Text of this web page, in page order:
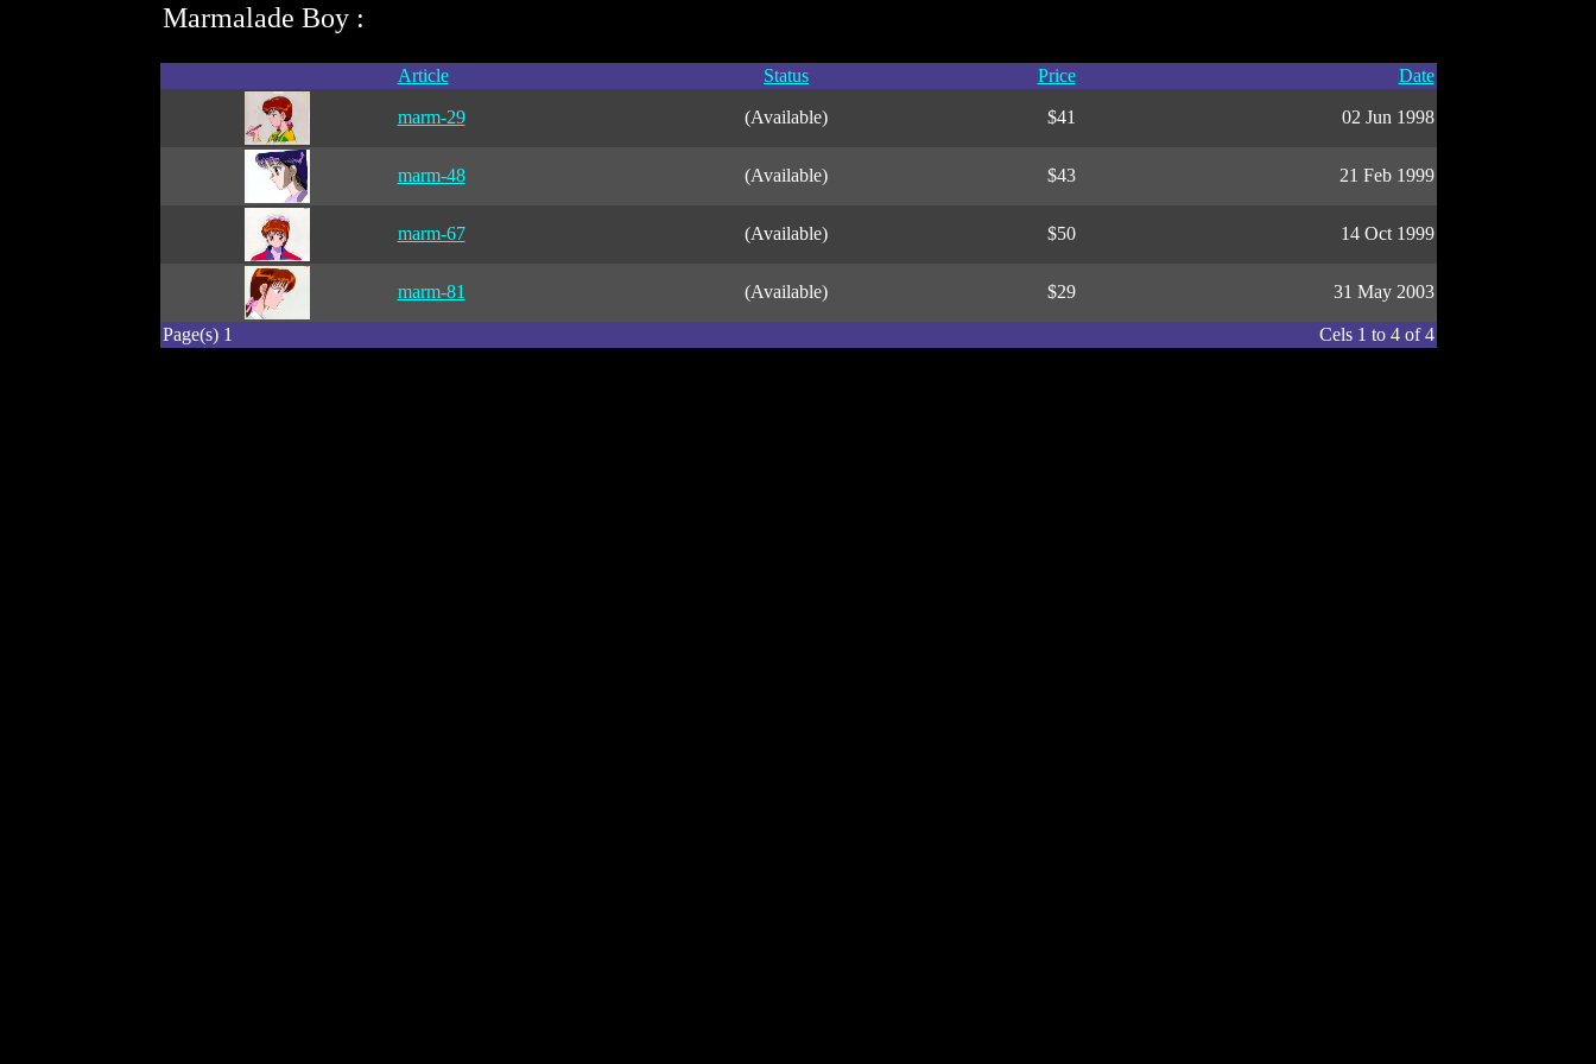
Marmalade Boy :
Article Status Price Date
marm-29 (Available) $41 02 Jun 1998
marm-48 (Available) $43 21 Feb 1999
marm-67 (Available) $50 14 Oct 1999
marm-81 (Available) $29 31 May 2003
Page(s) 1 Cels 1 to 4 of 4